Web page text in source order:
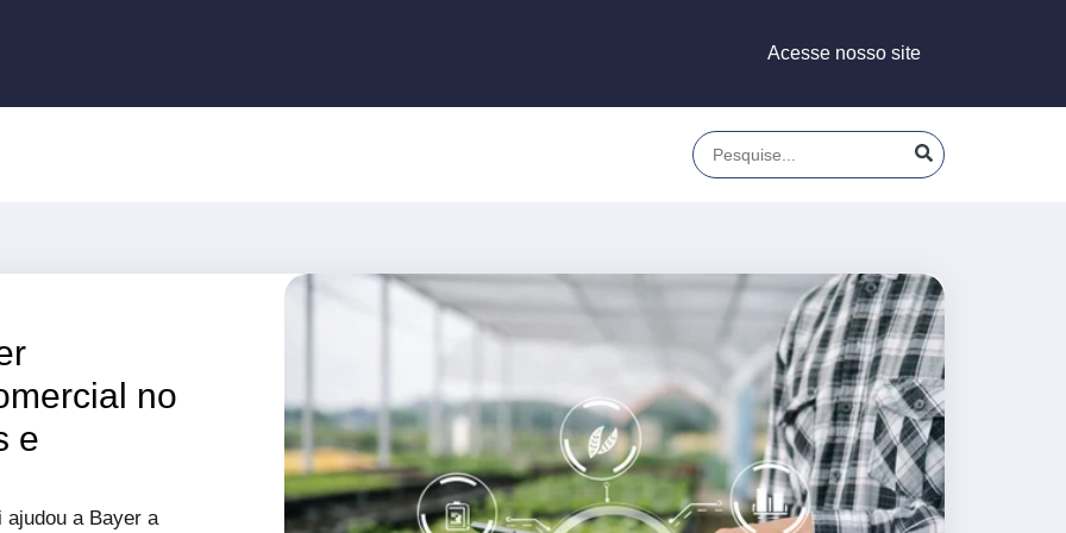
Acesse nosso site
Este é um campo de pesquisa com
no
e
a Bayer a